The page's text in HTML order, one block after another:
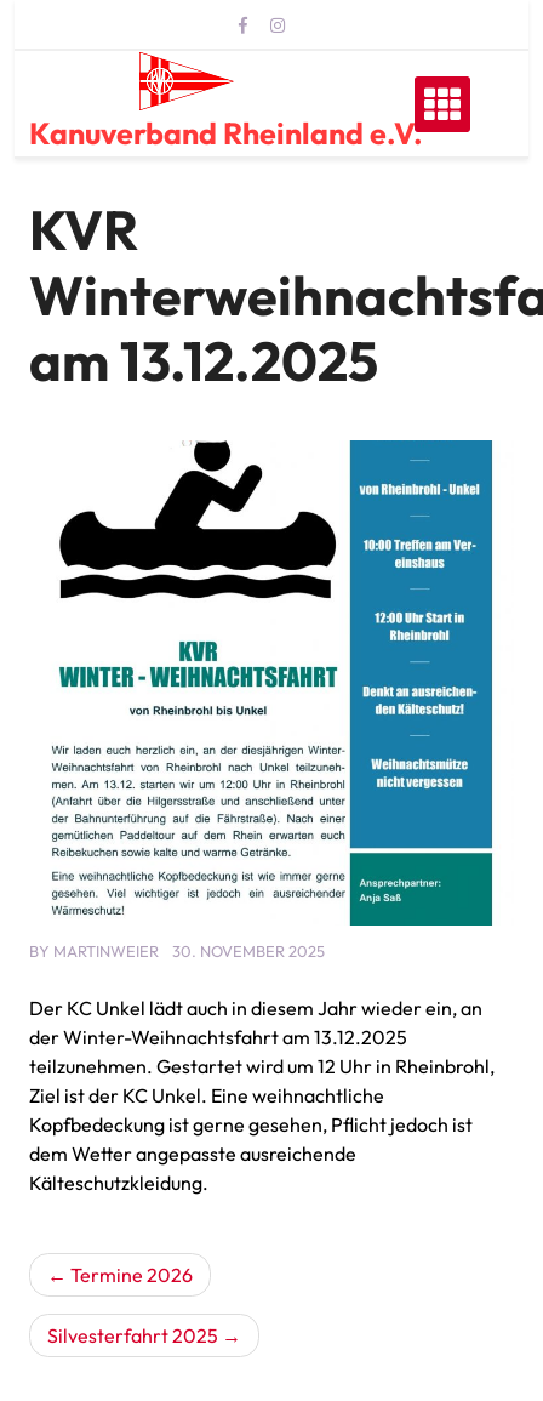
Kanuverband Rheinland e.V.
KVR
am 13.12.2025
BY MARTINWEIER 30. NOVEMBER 2025
Der KC Unkel lädt auch in diesem Jahr wieder ein, an
der Winter-Weihnachtsfahrt am 13.12.2025
teilzunehmen. Gestartet wird um 12 Uhr in Rheinbrohl,
Ziel ist der KC Unkel. Eine weihnachtliche
Kopfbedeckung ist gerne gesehen, Pflicht jedoch ist
dem Wetter angepasste ausreichende
Kälteschutzkleidung.
Beitragsnavigation
Termine 2026
Silvesterfahrt 2025